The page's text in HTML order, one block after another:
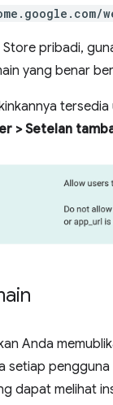
pribadi,
yang benar
> Setelan
Anda
setiap
dapat melihat